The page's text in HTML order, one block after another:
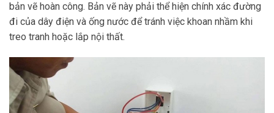
bản vẽ hoàn công. Bản vẽ này phải thể hiện chính xác đường
đi của dây điện và ống nước để tránh việc khoan nhầm khi
treo tranh hoặc lắp nội thất.